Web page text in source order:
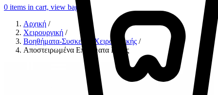
0 items in cart, view bag
Αρχική /
Χειρουργική /
Βοηθήματα-Συσκευές Χειρουργικής /
Αποστειρωμένα Επιθέματα Γάζας